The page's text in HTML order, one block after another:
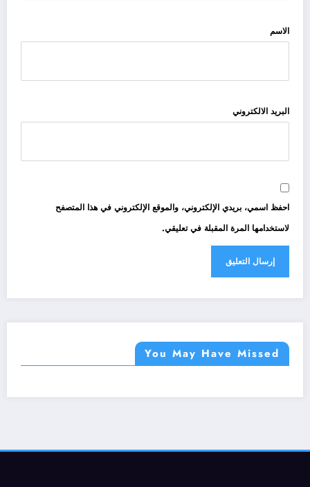
الاسم
البريد الالكتروني
احفظ اسمي، بريدي الإلكتروني، والموقع الإلكتروني في هذا المتصفح
لاستخدامها المرة المقبلة في تعليقي.
You May Have Missed